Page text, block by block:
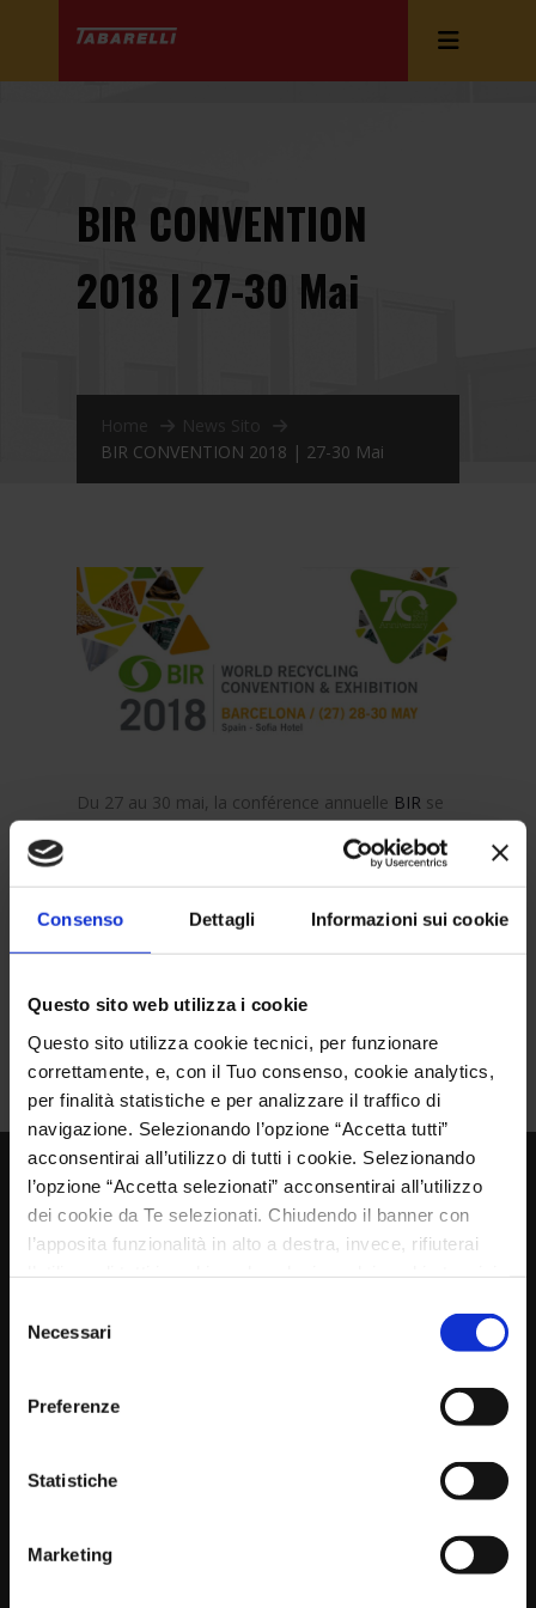
Consenso Dettagli Informazioni sui cookie
Questo sito web utilizza i cookie
Questo sito utilizza cookie tecnici, per funzionare
correttamente, e, con il Tuo consenso, cookie analytics,
per finalità statistiche e per analizzare il traffico di
navigazione. Selezionando l’opzione “Accetta tutti”
acconsentirai all’utilizzo di tutti i cookie. Selezionando
l’opzione “Accetta selezionati” acconsentirai all’utilizzo
dei cookie da Te selezionati. Chiudendo il banner con
l’apposita funzionalità in alto a destra, invece, rifiuterai
modificare le Tue scelte, consulta la nostra
Cookie
delNecessari
Preferenze
Statistiche
Marketing
BIR CONVENTION
2018 | 27-30 Mai
Home
News Sito
BIR CONVENTION 2018 | 27-30 Mai
Du 27 au 30 mai, la conférence annuelle BIR se
tiendra à l’hôtel Sofia / Barcelone, la rencontre la
plus attendue pour les entreprises de l’industrie
du recyclage.
De nouveaux membres de l’association, nous
n’échouerons certainement pas!
SOCIÉTÉ
Construction de pelles de manutention
matériel